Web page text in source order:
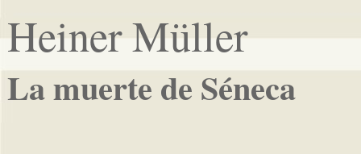
Heiner Müller
La muerte de Séneca